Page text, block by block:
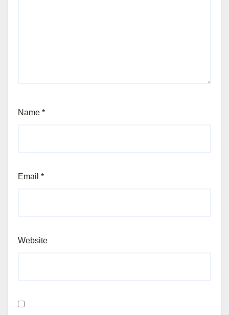
Name *
Email *
Website